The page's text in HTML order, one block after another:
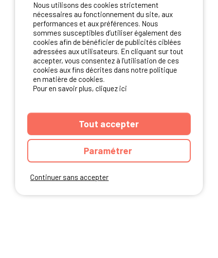
Abonnez-vous à la newsletterdès aujourd'hui
S'ABONNER
NOS PARTENAIRES
Continuer sans accepter
Nous utilisons des cookies strictement
nécessaires au fonctionnement du site, aux
performances et aux préférences. Nous
sommes susceptibles d’utiliser également des
cookies afin de bénéficier de publicités ciblées
adressées aux utilisateurs. En cliquant sur tout
accepter, vous consentez à l'utilisation de ces
cookies aux fins décrites dans notre politique
en matière de cookies.
Pour en savoir plus, cliquez ici
Tout accepter
Paramétrer